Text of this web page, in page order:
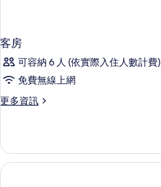
客房
可容納 6 人 (依實際入住人數計費)
免費無線上網
更多資訊
更
的
詳
情